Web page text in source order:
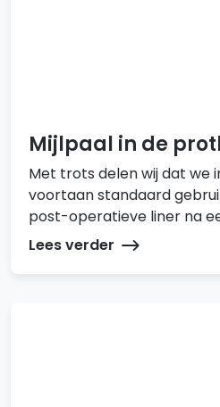
Mijlpaal in de
Met trots delen wij dat we
voortaan standaard
post-operatieve liner na
Lees verder